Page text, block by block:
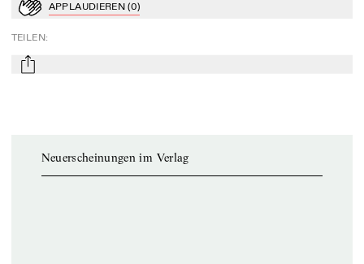
ApplaudierenAPPLAUDIEREN (0)
TEILEN:
mail
Neuerscheinungen im Verlag